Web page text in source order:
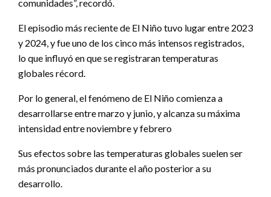
comunidades”, recordó.
El episodio más reciente de El Niño tuvo lugar entre 2023
y 2024, y fue uno de los cinco más intensos registrados,
lo que influyó en que se registraran temperaturas
globales récord.
Por lo general, el fenómeno de El Niño comienza a
desarrollarse entre marzo y junio, y alcanza su máxima
intensidad entre noviembre y febrero
Sus efectos sobre las temperaturas globales suelen ser
más pronunciados durante el año posterior a su
desarrollo.